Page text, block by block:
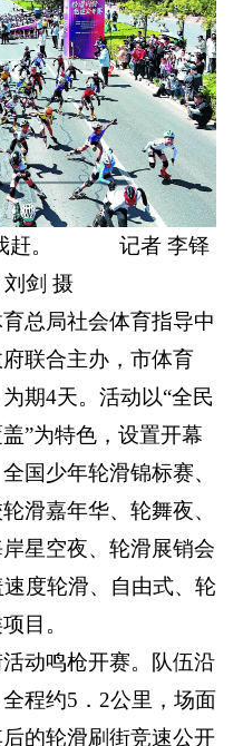
我赶。 记者 李铎
刘剑 摄
总局社会体育指导中
联合主办，市体育
期4天。活动以“全民
”为特色，设置开幕
国少年轮滑锦标赛、
滑嘉年华、轮舞夜、
星空夜、轮滑展销会
度轮滑、自由式、轮
目。
动鸣枪开赛。队伍沿
程约5．2公里，场面
的轮滑刷街竞速公开